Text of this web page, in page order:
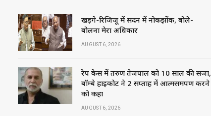
खड़गे-रिजिजू में सदन में नोकझोंक, बोले-
बोलना मेरा अधिकार
AUGUST 6, 2026
रेप केस में तरुण तेजपाल को 10 साल की सजा,
बॉम्बे हाईकोर्ट ने 2 सप्ताह में आत्मसमर्पण करने
को कहा
AUGUST 6, 2026